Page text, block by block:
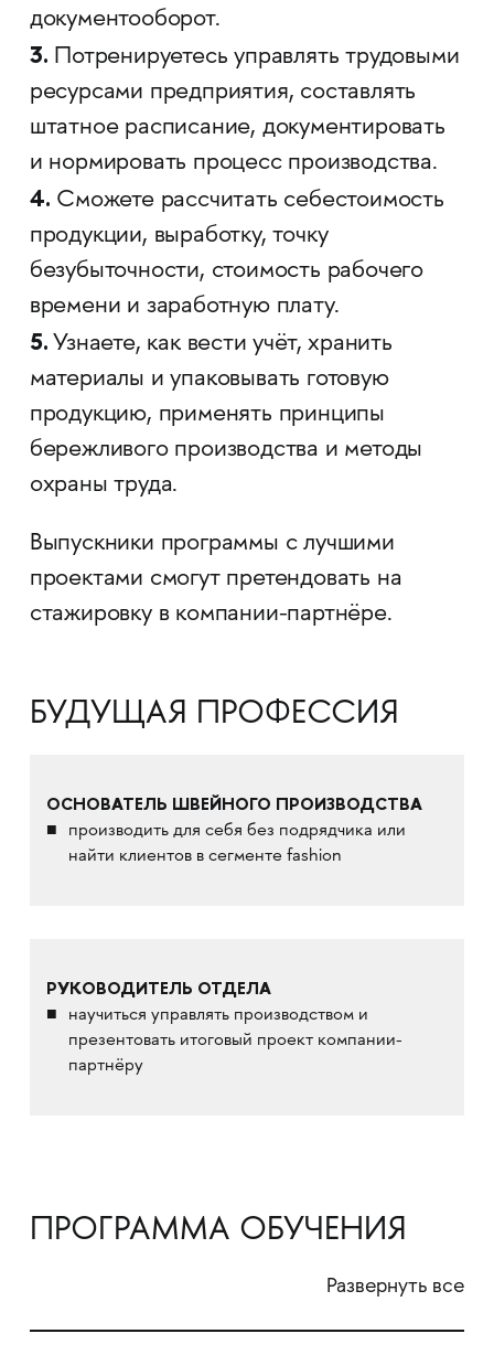
документооборот.
3. Потренируетесь управлять трудовыми
ресурсами предприятия, составлять
штатное расписание, документировать
и нормировать процесс производства.
4. Сможете рассчитать себестоимость
продукции, выработку, точку
безубыточности, стоимость рабочего
времени и заработную плату.
5.Узнаете, как вести учёт, хранить
материалы и упаковывать готовую
продукцию, применять принципы
бережливого производства и методы
охраны труда.
Выпускники программы с лучшими
проектами смогут претендовать на
стажировку в компании-партнёре.
БУДУЩАЯ ПРОФЕССИЯ
ОСНОВАТЕЛЬ ШВЕЙНОГО ПРОИЗВОДСТВА
производить для себя без подрядчика или
найти клиентов в сегменте fashion
РУКОВОДИТЕЛЬ ОТДЕЛА
научиться управлять производством и
презентовать итоговый проект компании-
партнёру
ПРОГРАММА ОБУЧЕНИЯ
Развернуть все